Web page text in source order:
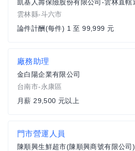
雲林縣-斗六市
論件計酬(每件) 1 至 99,999 元
廠務助理
金白陽企業有限公司
台南市-永康區
月薪 29,500 元以上
門市營運人員
陳順興生鮮超市(陳順興商號有限公司)